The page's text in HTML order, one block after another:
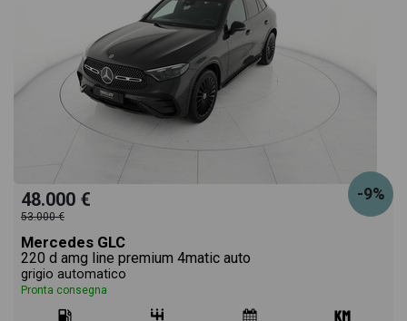
-9%
48.000 €
53.000 €
Mercedes GLC
220 d amg line premium 4matic auto
grigio automatico
Pronta consegna